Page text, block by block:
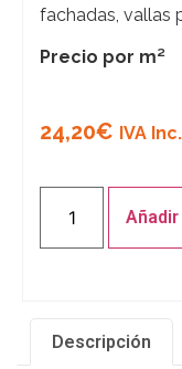
fachadas, vallas
Precio por m²
24,20€ IVA Inc.
Descripción